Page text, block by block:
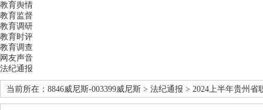
教育舆情
教育监督
教育调研
教育时评
教育调查
网友声音
法纪通报
当前所在： 8846威尼斯-003399威尼斯 > 法纪通报 > 2024上半年贵州省